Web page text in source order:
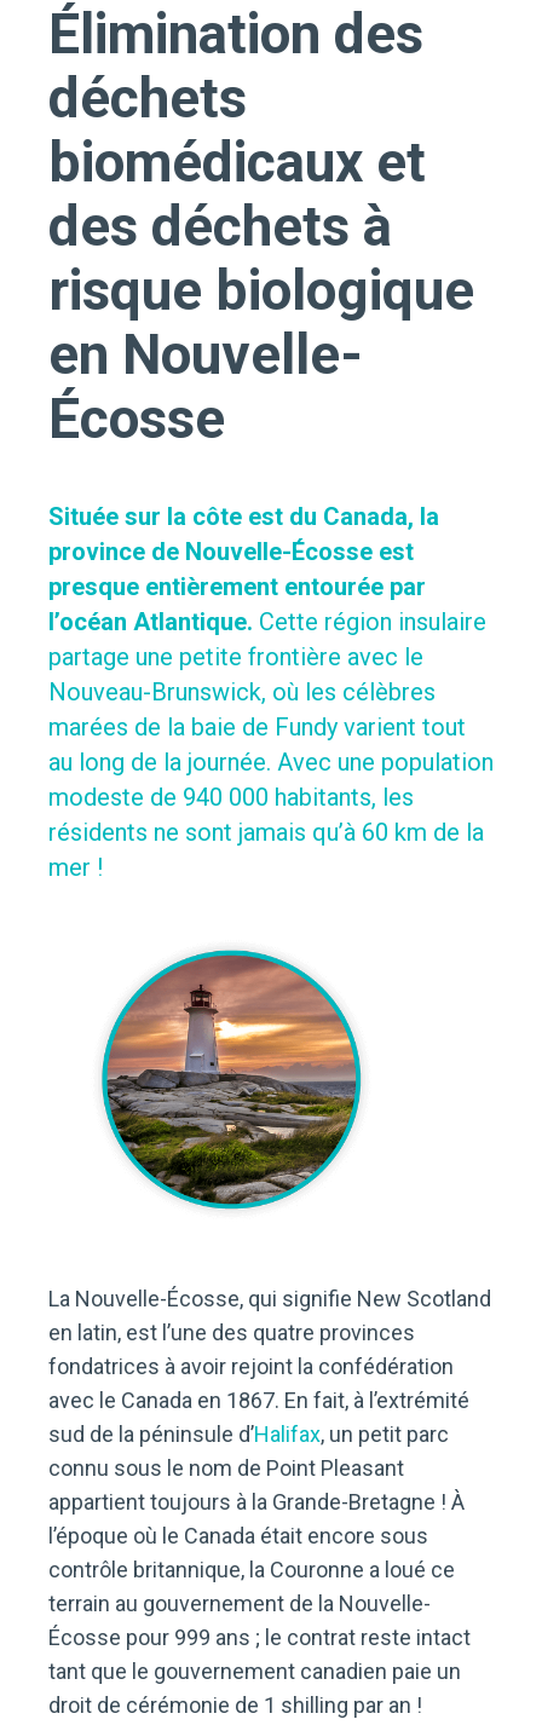
Élimination des
déchets
biomédicaux et
des déchets à
risque biologique
en Nouvelle-
Écosse
Située sur la côte est du Canada, la
province de Nouvelle-Écosse est
presque entièrement entourée par
l’océan Atlantique. Cette région insulaire
partage une petite frontière avec le
Nouveau-Brunswick, où les célèbres
marées de la baie de Fundy varient tout
au long de la journée. Avec une population
modeste de 940 000 habitants, les
résidents ne sont jamais qu’à 60 km de la
mer !
La Nouvelle-Écosse, qui signifie New Scotland
en latin, est l’une des quatre provinces
fondatrices à avoir rejoint la confédération
avec le Canada en 1867. En fait, à l’extrémité
sud de la péninsule d’Halifax, un petit parc
connu sous le nom de Point Pleasant
appartient toujours à la Grande-Bretagne ! À
l’époque où le Canada était encore sous
contrôle britannique, la Couronne a loué ce
terrain au gouvernement de la Nouvelle-
Écosse pour 999 ans ; le contrat reste intact
tant que le gouvernement canadien paie un
droit de cérémonie de 1 shilling par an !